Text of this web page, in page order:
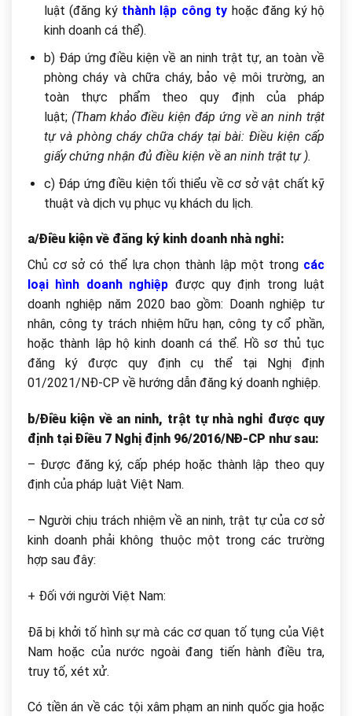
luật (đăng ký thành lập công ty hoặc đăng ký hộ
kinh doanh cá thể).
b) Đáp ứng điều kiện về an ninh trật tự, an toàn về
phòng cháy và chữa cháy, bảo vệ môi trường, an
toàn thực phẩm theo quy định của pháp
luật; (Tham khảo điều kiện đáp ứng về an ninh trật
tự và phòng cháy chữa cháy tại bài: Điều kiện cấp
giấy chứng nhận đủ điều kiện về an ninh trật tự ).
c) Đáp ứng điều kiện tối thiểu về cơ sở vật chất kỹ
thuật và dịch vụ phục vụ khách du lịch.
a/Điều kiện về đăng ký kinh doanh nhà nghỉ:
Chủ cơ sở có thể lựa chọn thành lập một trong các
loại hình doanh nghiệp được quy định trong luật
doanh nghiệp năm 2020 bao gồm: Doanh nghiệp tư
nhân, công ty trách nhiệm hữu hạn, công ty cổ phần,
hoặc thành lập hộ kinh doanh cá thể. Hồ sơ thủ tục
đăng ký được quy định cụ thể tại Nghị định
01/2021/NĐ-CP về hướng dẫn đăng ký doanh nghiệp.
b/Điều kiện về an ninh, trật tựnhà nghỉ được quy
định tại Điều 7 Nghị định 96/2016/NĐ-CP như sau:
– Được đăng ký, cấp phép hoặc thành lập theo quy
định của pháp luật Việt Nam.
– Người chịu trách nhiệm về an ninh, trật tự của cơ sở
kinh doanh phải không thuộc một trong các trường
hợp sau đây:
+ Đối với người Việt Nam:
Đã bị khởi tố hình sự mà các cơ quan tố tụng của Việt
Nam hoặc của nước ngoài đang tiến hành điều tra,
truy tố, xét xử.
Có tiền án về các tội xâm phạm an ninh quốc gia hoặc